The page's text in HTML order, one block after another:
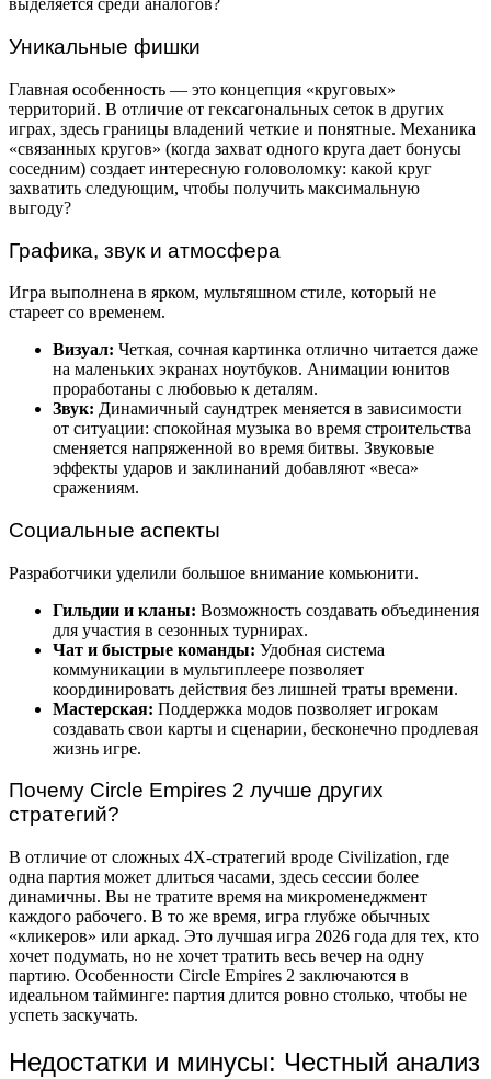
выделяется среди аналогов?
Уникальные фишки
Главная особенность — это концепция «круговых»
территорий. В отличие от гексагональных сеток в других
играх, здесь границы владений четкие и понятные. Механика
«связанных кругов» (когда захват одного круга дает бонусы
соседним) создает интересную головоломку: какой круг
захватить следующим, чтобы получить максимальную
выгоду?
Графика, звук и атмосфера
Игра выполнена в ярком, мультяшном стиле, который не
стареет со временем.
Визуал: Четкая, сочная картинка отлично читается даже
на маленьких экранах ноутбуков. Анимации юнитов
проработаны с любовью к деталям.
Звук: Динамичный саундтрек меняется в зависимости
от ситуации: спокойная музыка во время строительства
сменяется напряженной во время битвы. Звуковые
эффекты ударов и заклинаний добавляют «веса»
сражениям.
Социальные аспекты
Разработчики уделили большое внимание комьюнити.
Гильдии и кланы: Возможность создавать объединения
для участия в сезонных турнирах.
Чат и быстрые команды: Удобная система
коммуникации в мультиплеере позволяет
координировать действия без лишней траты времени.
Мастерская: Поддержка модов позволяет игрокам
создавать свои карты и сценарии, бесконечно продлевая
жизнь игре.
Почему Circle Empires 2 лучше других
стратегий?
В отличие от сложных 4X-стратегий вроде Civilization, где
одна партия может длиться часами, здесь сессии более
динамичны. Вы не тратите время на микроменеджмент
каждого рабочего. В то же время, игра глубже обычных
«кликеров» или аркад. Это лучшая игра 2026 года для тех, кто
хочет подумать, но не хочет тратить весь вечер на одну
партию. Особенности Circle Empires 2 заключаются в
идеальном тайминге: партия длится ровно столько, чтобы не
успеть заскучать.
Недостатки и минусы: Честный анализ